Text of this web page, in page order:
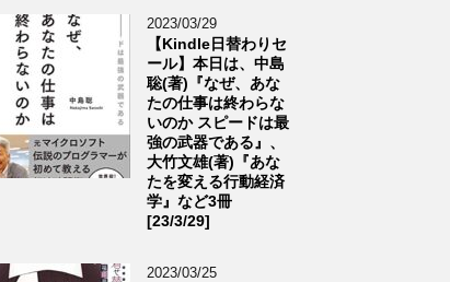
2023/03/29
【Kindle日替わりセ
ール】本日は、中島
聡(著)『なぜ、あな
たの仕事は終わらな
いのか スピードは最
強の武器である』、
大竹文雄(著)『あな
たを変える行動経済
学』など3冊
[23/3/29]
2023/03/25